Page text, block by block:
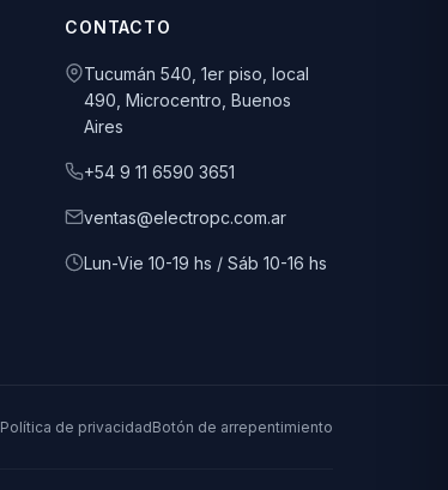
CONTACTO
Tucumán 540, 1er piso, local
490, Microcentro, Buenos
Aires
+54 9 11 6590 3651
ventas@electropc.com.ar
Lun-Vie 10-19 hs / Sáb 10-16 hs
Política de privacidadBotón de arrepentimiento